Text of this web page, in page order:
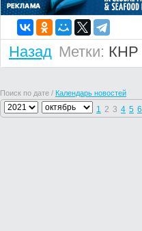
Назад Метки: КНР
Поиск по дате / Календарь новостей
1 2 3 4 5 6